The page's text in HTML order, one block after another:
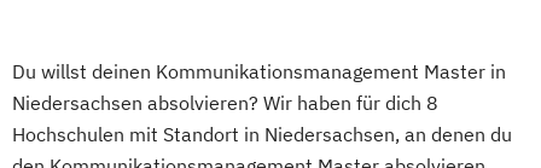
Du willst deinen Kommunikationsmanagement Master in
Niedersachsen absolvieren? Wir haben für dich 8
Hochschulen mit Standort in Niedersachsen, an denen du